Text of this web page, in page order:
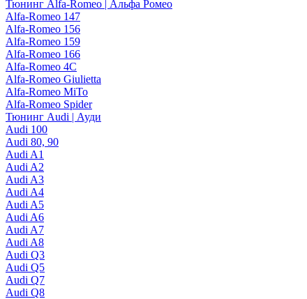
Тюнинг Alfa-Romeo | Альфа Ромео
Alfa-Romeo 147
Alfa-Romeo 156
Alfa-Romeo 159
Alfa-Romeo 166
Alfa-Romeo 4C
Alfa-Romeo Giulietta
Alfa-Romeo MiTo
Alfa-Romeo Spider
Тюнинг Audi | Ауди
Audi 100
Audi 80, 90
Audi A1
Audi A2
Audi A3
Audi A4
Audi A5
Audi A6
Audi A7
Audi A8
Audi Q3
Audi Q5
Audi Q7
Audi Q8